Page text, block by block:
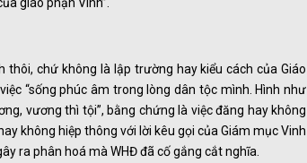
thôi, chứ không là lập trường hay kiểu cách của Giáo
“sống phúc âm trong lòng dân tộc mình. Hình như
vương thì tội”, bằng chứng là việc đăng hay không
không hiệp thông với lời kêu gọi của Giám mục Vinh
ra phân hoá mà WHĐ đã cố gắng cắt nghĩa.